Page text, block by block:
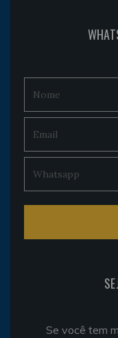
Se você tem